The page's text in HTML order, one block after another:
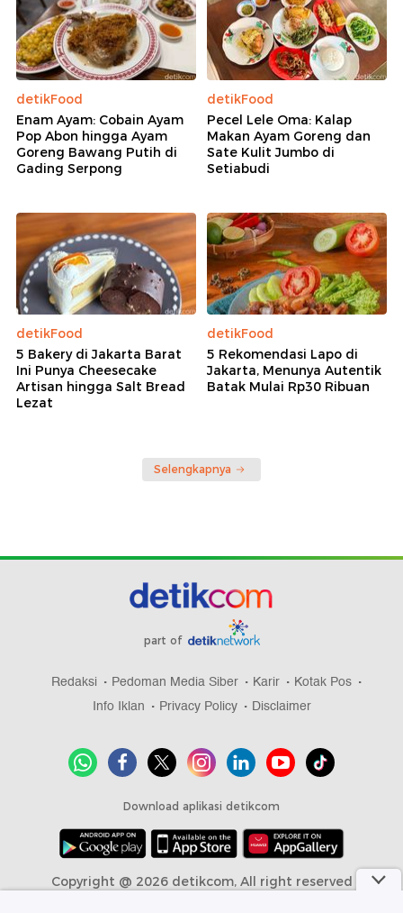
detikFood
Enam Ayam: Cobain Ayam
Pop Abon hingga Ayam
Goreng Bawang Putih di
Gading Serpong
detikFood
Pecel Lele Oma: Kalap
Makan Ayam Goreng dan
Sate Kulit Jumbo di
Setiabudi
detikFood
5 Bakery di Jakarta Barat
Ini Punya Cheesecake
Artisan hingga Salt Bread
Lezat
detikFood
5 Rekomendasi Lapo di
Jakarta, Menunya Autentik
Batak Mulai Rp30 Ribuan
Selengkapnya
part of
Redaksi Pedoman Media Siber Karir
Kotak Pos
Info Iklan
Privacy Policy Disclaimer
Download aplikasi detikcom
Copyright @ 2026 detikcom, All right reserved